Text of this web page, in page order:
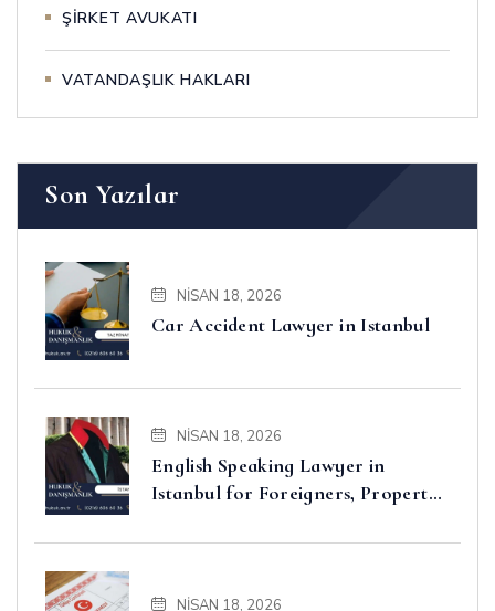
ŞİRKET AVUKATI
VATANDAŞLIK HAKLARI
Son Yazılar
NISAN 18, 2026
Car Accident Lawyer in Istanbul
NISAN 18, 2026
English Speaking Lawyer in
Istanbul for Foreigners, Property,
NISAN 18, 2026